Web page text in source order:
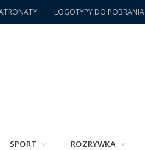
LOGOTYPY DO POBRANIA
SPORT ROZRYWKA